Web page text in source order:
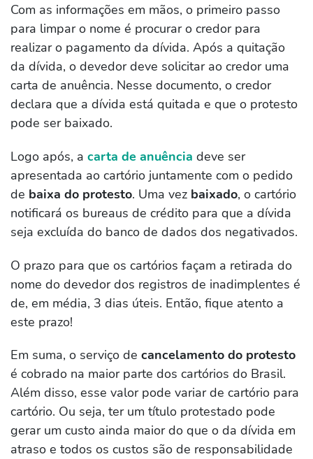
Com as informações em mãos, o primeiro passo
para limpar o nome é procurar o credor para
realizar o pagamento da dívida. Após a quitação
da dívida, o devedor deve solicitar ao credor uma
carta de anuência. Nesse documento, o credor
declara que a dívida está quitada e que o protesto
pode ser baixado.
Logo após, a carta de anuência deve ser
apresentada ao cartório juntamente com o pedido
de baixa do protesto. Uma vez baixado, o cartório
notificará os bureaus de crédito para que a dívida
seja excluída do banco de dados dos negativados.
O prazo para que os cartórios façam a retirada do
nome do devedor dos registros de inadimplentes é
de, em média, 3 dias úteis. Então, fique atento a
este prazo!
Em suma, o serviço de cancelamento do protesto
é cobrado na maior parte dos cartórios do Brasil.
Além disso, esse valor pode variar de cartório para
cartório. Ou seja, ter um título protestado pode
gerar um custo ainda maior do que o da dívida em
atraso e todos os custos são de responsabilidade